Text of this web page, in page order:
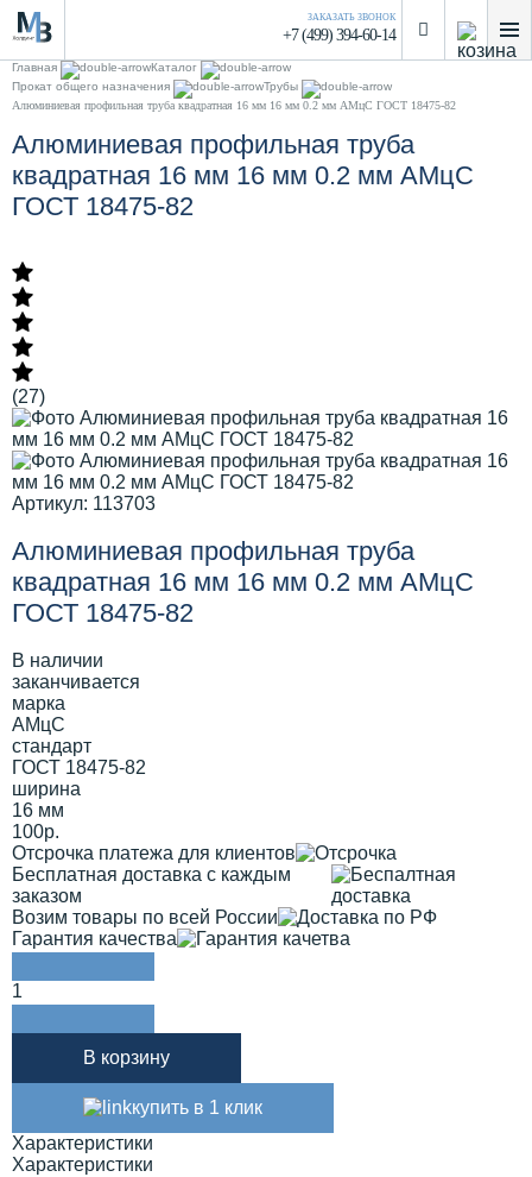
ЗАКАЗАТЬ ЗВОНОК
+7 (499) 394-60-14
Главная
Каталог
Прокат общего назначения
Трубы
Алюминиевая профильная труба квадратная 16 мм 16 мм 0.2 мм АМцС ГОСТ 18475-82
Алюминиевая профильная труба
квадратная 16 мм 16 мм 0.2 мм АМцС
ГОСТ 18475-82
(27)
Артикул: 113703
Алюминиевая профильная труба
квадратная 16 мм 16 мм 0.2 мм АМцС
ГОСТ 18475-82
В наличии
заканчивается
марка
АМцС
стандарт
ГОСТ 18475-82
ширина
16 мм
100р.
Отсрочка платежа для клиентов
Бесплатная доставка с каждым
заказом
Возим товары по всей России
Гарантия качества
1
В корзину
купить в 1 клик
Характеристики
Характеристики